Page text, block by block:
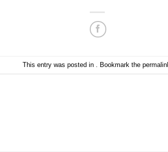
This entry was posted in . Bookmark the